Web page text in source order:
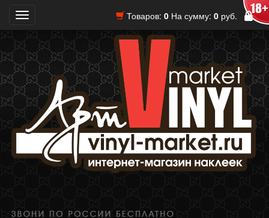
Товаров: 0 На сумму: 0 руб.
Toggle
navigation